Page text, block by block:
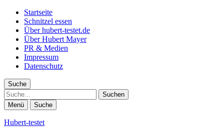
Startseite
Schnitzel essen
Über hubert-testet.de
Über Hubert Mayer
PR & Medien
Impressum
Datenschutz
Suche
Suche
Menü Suche
Hubert-testet